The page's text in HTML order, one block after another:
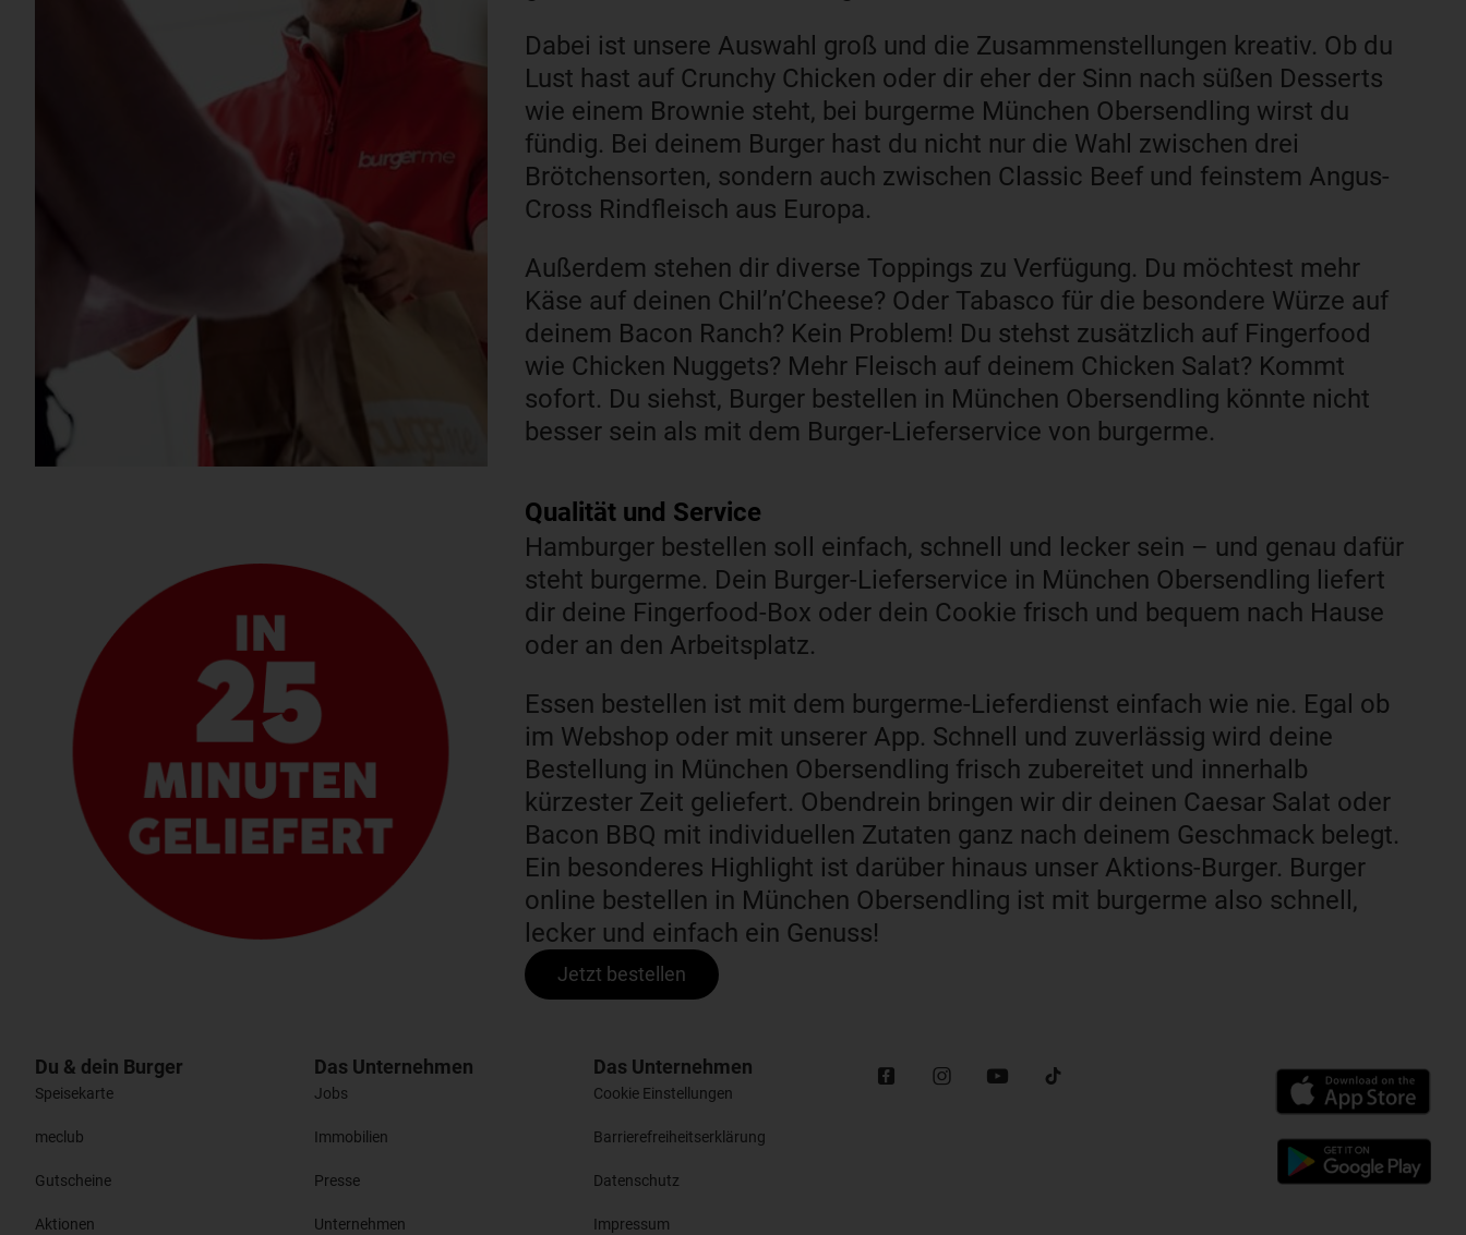
Dabei ist unsere Auswahl groß und die Zusammenstellungen kreativ. Ob du
Lust hast auf Crunchy Chicken oder dir eher der Sinn nach süßen Desserts
wie einem Brownie steht, bei burgerme München Obersendling wirst du
fündig. Bei deinem Burger hast du nicht nur die Wahl zwischen drei
Brötchensorten, sondern auch zwischen Classic Beef und feinstem Angus-
Cross Rindfleisch aus Europa.
Außerdem stehen dir diverse Toppings zu Verfügung. Du möchtest mehr
Käse auf deinen Chil’n’Cheese? Oder Tabasco für die besondere Würze auf
deinem Bacon Ranch? Kein Problem! Du stehst zusätzlich auf Fingerfood
wie Chicken Nuggets? Mehr Fleisch auf deinem Chicken Salat? Kommt
sofort. Du siehst, Burger bestellen in München Obersendling könnte nicht
besser sein als mit dem Burger-Lieferservice von burgerme.
Qualität und Service​
Hamburger bestellen soll einfach, schnell und lecker sein – und genau dafür
steht burgerme. Dein Burger-Lieferservice in München Obersendling liefert
dir deine Fingerfood-Box oder dein Cookie frisch und bequem nach Hause
oder an den Arbeitsplatz.
Essen bestellen ist mit dem burgerme-Lieferdienst einfach wie nie. Egal ob
im Webshop oder mit unserer App. Schnell und zuverlässig wird deine
Bestellung in München Obersendling frisch zubereitet und innerhalb
kürzester Zeit geliefert. Obendrein bringen wir dir deinen Caesar Salat oder
Bacon BBQ mit individuellen Zutaten ganz nach deinem Geschmack belegt.
Ein besonderes Highlight ist darüber hinaus unser Aktions-Burger. Burger
online bestellen in München Obersendling ist mit burgerme also schnell,
lecker und einfach ein Genuss!
Jetzt bestellen
Du & dein Burger
Speisekarte
meclub
Gutscheine
Aktionen
Das Unternehmen
Jobs
Immobilien
Presse
Unternehmen
Das Unternehmen
Cookie Einstellungen
Barrierefreiheitserklärung
Datenschutz
Impressum